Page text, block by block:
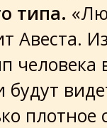
типа.
Авеста.
человека
плотное